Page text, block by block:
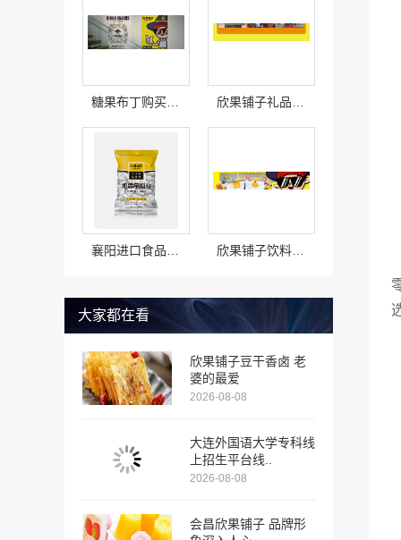
大家都在看
欣果铺子豆干香卤 老
婆的最爱
2026-08-08
大连外国语大学专科线
上招生平台线..
2026-08-08
会昌欣果铺子 品牌形